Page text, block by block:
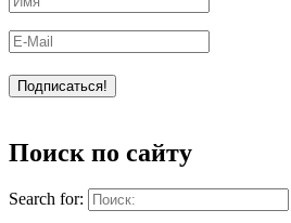
Поиск по сайту
Search for: